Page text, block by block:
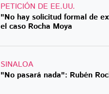
PETICIÓN DE EE.UU.
"No hay solicitud formal de
el caso Rocha Moya
SINALOA
"No pasará nada": Rubén